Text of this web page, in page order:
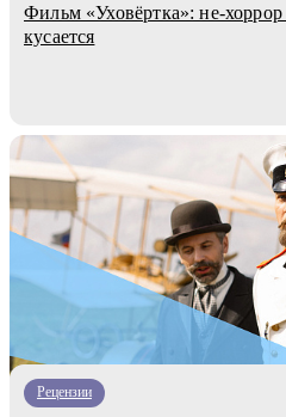
Фильм «Уховёртка»: не-
кусается
Рецензии